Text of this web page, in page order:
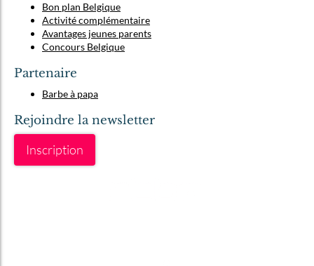
Bon plan Belgique
Activité complémentaire
Avantages jeunes parents
Concours Belgique
Partenaire
Barbe à papa
Rejoindre la newsletter
Inscription